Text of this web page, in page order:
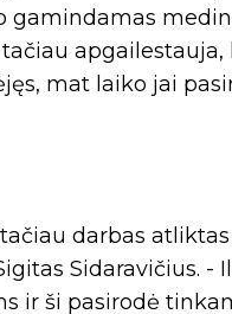
mat laiko jai
darbas
Sidaravičius. -
ir ši pasirodė